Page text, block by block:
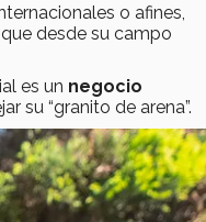
o afines,
desde su campo
es un negocio
su “granito de arena”.